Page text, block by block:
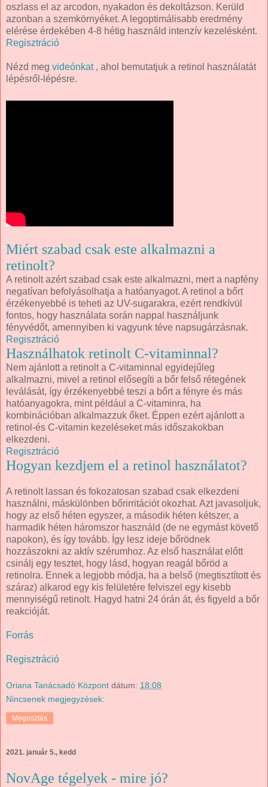
oszlass el az arcodon, nyakadon és dekoltázson. Kerüld
azonban a szemkörnyéket. A legoptimálisabb eredmény
elérése érdekében 4-8 hétig használd intenzív kezelésként.
Regisztráció
Nézd meg videónkat, ahol bemutatjuk a retinol használatát
lépésről-lépésre.
Miért szabad csak este alkalmazni a
retinolt?
A retinolt azért szabad csak este alkalmazni, mert a napfény
negatívan befolyásolhatja a hatóanyagot. A retinol a bőrt
érzékenyebbé is teheti az UV-sugarakra, ezért rendkívül
fontos, hogy használata során nappal használjunk
fényvédőt, amennyiben ki vagyunk téve napsugárzásnak.
Regisztráció
Használhatok retinolt C-vitaminnal?
Nem ajánlott a retinolt a C-vitaminnal egyidejűleg
alkalmazni, mivel a retinol elősegíti a bőr felső rétegének
leválását, így érzékenyebbé teszi a bőrt a fényre és más
hatóanyagokra, mint például a C-vitaminra, ha
kombinációban alkalmazzuk őket. Éppen ezért ajánlott a
retinol-és C-vitamin kezeléseket más időszakokban
elkezdeni.
Regisztráció
Hogyan kezdjem el a retinol használatot?
A retinolt lassan és fokozatosan szabad csak elkezdeni
használni, máskülönben bőrirritációt okozhat. Azt javasoljuk,
hogy az első héten egyszer, a második héten kétszer, a
harmadik héten háromszor használd (de ne egymást követő
napokon), és így tovább. Így lesz ideje bőrödnek
hozzászokni az aktív szérumhoz. Az első használat előtt
csinálj egy tesztet, hogy lásd, hogyan reagál bőröd a
retinolra. Ennek a legjobb módja, ha a belső (megtisztított és
száraz) alkarod egy kis felületére felviszel egy kisebb
mennyiségű retinolt. Hagyd hatni 24 órán át, és figyeld a bőr
reakcióját.
Forrás
Regisztráció
Oriana Tanácsadó Központ dátum: 18:08
Nincsenek megjegyzések:
Megosztás
2021. január 5., kedd
NovAge tégelyek - mire jó?